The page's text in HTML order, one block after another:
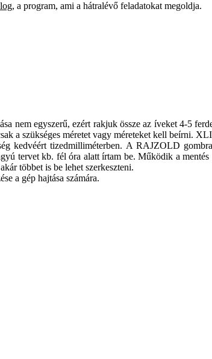
, a program, ami a hátralévő feladatokat megoldja.
nem egyszerű, ezért rakjuk össze az íveket 4-5
a szükséges méretet vagy méreteket kell beírni.
kedvéért tizedmilliméterben. A RAJZOLD
tervet kb. fél óra alatt írtam be. Működik a
többet is be lehet szerkeszteni.
a gép hajtása számára.